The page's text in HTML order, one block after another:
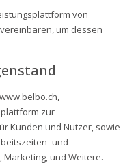
von
um dessen
zur
Kunden und Nutzer, sowie
und
Marketing, und Weitere.